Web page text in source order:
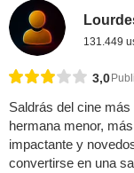
131.449
3,0
Saldrás del cine
hermana menor,
impactante y
convertirse en una